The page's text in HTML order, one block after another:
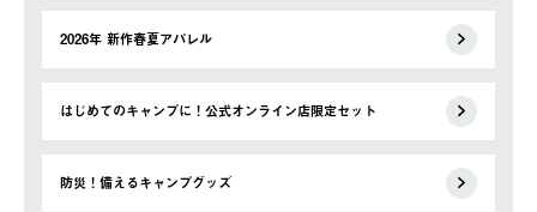
2026年 新作春夏アパレル
はじめてのキャンプに！公式オンライン店限定セット
防災！備えるキャンプグッズ